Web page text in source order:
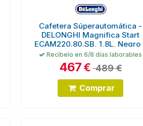
Cafetera Súperautomática -
DELONGHI Magnifica Start
ECAM220.80.SB, 1,8L, Negro
Plata,...
Recíbelo en 6/8 días laborables
467 € 489 €
Comprar